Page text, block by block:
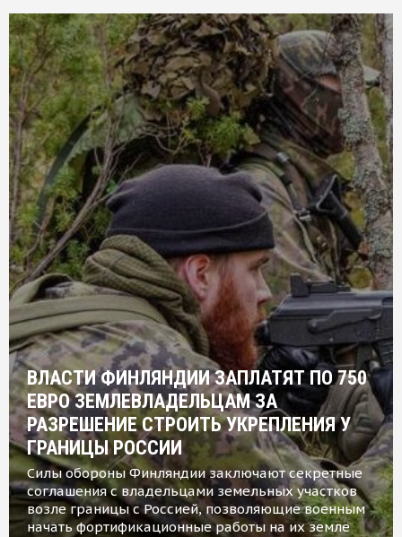
ВЛАСТИ ФИНЛЯНДИИ ЗАПЛАТЯТ ПО 750
ЕВРО ЗЕМЛЕВЛАДЕЛЬЦАМ ЗА
РАЗРЕШЕНИЕ СТРОИТЬ УКРЕПЛЕНИЯ У
ГРАНИЦЫ РОССИИ
Силы обороны Финляндии заключают секретные
соглашения с владельцами земельных участков
возле границы с Россией, позволяющие военным
начать фортификационные работы на их земле